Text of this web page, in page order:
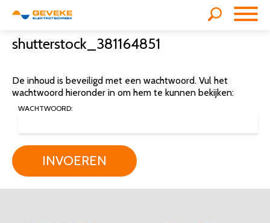
shutterstock_381164851
De inhoud is beveiligd met een wachtwoord. Vul het
wachtwoord hieronder in om hem te kunnen bekijken:
WACHTWOORD:
INVOEREN